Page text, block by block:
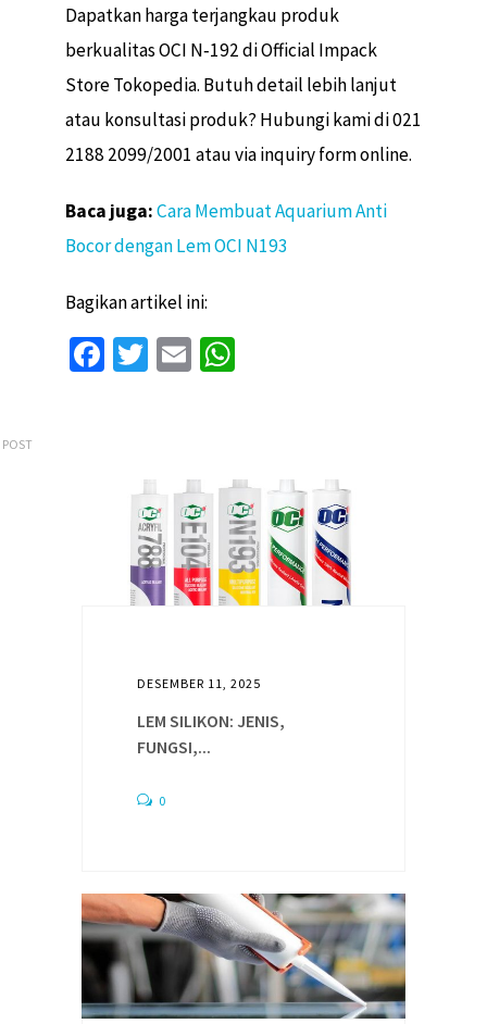
Dapatkan harga terjangkau produk
berkualitas OCI N‑192 di Official Impack
Store Tokopedia. Butuh detail lebih lanjut
atau konsultasi produk? Hubungi kami di 021
2188 2099/2001 atau via inquiry form online.
Baca juga:Cara Membuat Aquarium Anti
Bocor dengan Lem OCI N193
Bagikan artikel ini:
Fa T E W
p
p
DESEMBER 11, 2025
LEM SILIKON: JENIS,
FUNGSI,...
0